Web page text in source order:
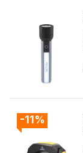
-11%